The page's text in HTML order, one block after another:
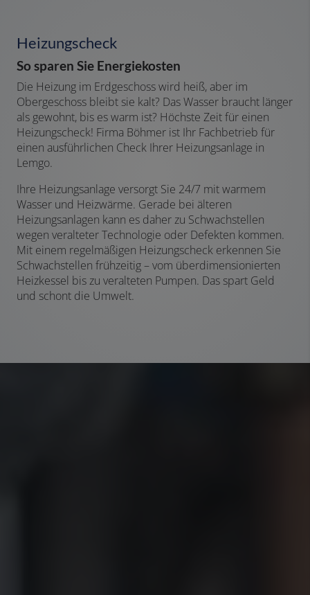
Heizungscheck
So sparen Sie Energiekosten
Die Heizung im Erdgeschoss wird heiß, aber im
Obergeschoss bleibt sie kalt? Das Wasser braucht länger
als gewohnt, bis es warm ist? Höchste Zeit für einen
Heizungscheck! Firma Böhmer ist Ihr Fachbetrieb für
einen ausführlichen Check Ihrer Heizungsanlage in
Lemgo.
Ihre Heizungsanlage versorgt Sie 24/7 mit warmem
Wasser und Heizwärme. Gerade bei älteren
Heizungsanlagen kann es daher zu Schwachstellen
wegen veralteter Technologie oder Defekten kommen.
Mit einem regelmäßigen Heizungscheck erkennen Sie
Schwachstellen frühzeitig – vom überdimensionierten
Heizkessel bis zu veralteten Pumpen. Das spart Geld
und schont die Umwelt.